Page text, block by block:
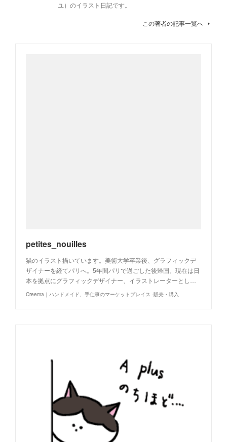
ユ）のイラスト日記です。
この著者の記事一覧へ
petites_nouilles
猫のイラスト描いています。美術大学卒業後、グラフィックデ
ザイナーを経てパリへ。5年間パリで過ごした後帰国。現在は日
本を拠点にグラフィックデザイナー、イラストレーターとし…
Creema｜ハンドメイド、手仕事のマーケットプレイス -販売・購入